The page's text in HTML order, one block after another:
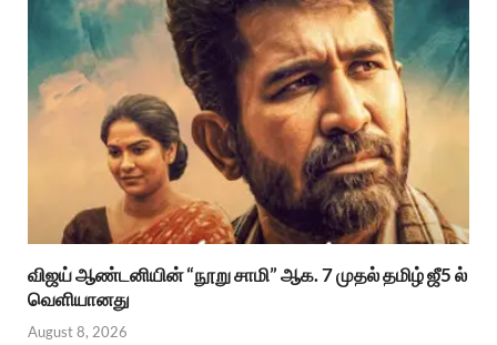
விஜய் ஆண்டனியின் “நூறு சாமி” ஆக. 7 முதல் தமிழ் ஜீ5 ல்
வெளியானது
August 8, 2026